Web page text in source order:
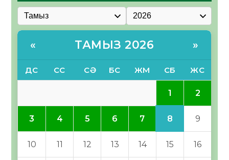
« ТАМЫЗ 2026 »
ДС СС СӘ БС ЖМ СБ ЖС
1 2
3 4 5 6 7 8 9
10 11 12 13 14 15 16